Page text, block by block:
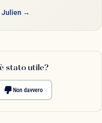
Julien →
stato utile?
Non davvero